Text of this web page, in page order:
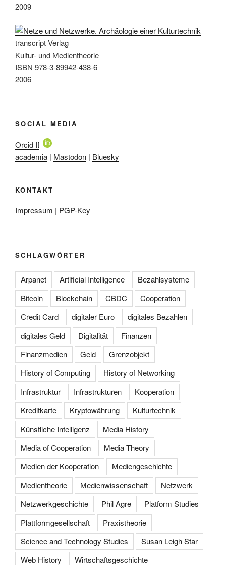
2009
transcript Verlag
Kultur- und Medientheorie
ISBN 978-3-89942-438-6
2006
SOCIAL MEDIA
Orcid ID
academia | Mastodon | Bluesky
KONTAKT
Impressum | PGP-Key
SCHLAGWÖRTER
Arpanet Artificial Intelligence
Bezahlsysteme
Bitcoin
Blockchain CBDC
Cooperation
Credit Card
digitaler Euro
digitales Bezahlen
digitales Geld
Digitalität
Finanzen
Finanzmedien
Geld
Grenzobjekt
History of Computing
History of Networking
Infrastruktur
Infrastrukturen
Kooperation
Kreditkarte
Kryptowährung
Kulturtechnik
Künstliche Intelligenz
Media History
Media of Cooperation
Media Theory
Medien der Kooperation
Mediengeschichte
Medientheorie
Medienwissenschaft
Netzwerk
Netzwerkgeschichte
Phil Agre
Platform Studies
Plattformgesellschaft
Praxistheorie
Science and Technology Studies
Susan Leigh Star
Web History
Wirtschaftsgeschichte